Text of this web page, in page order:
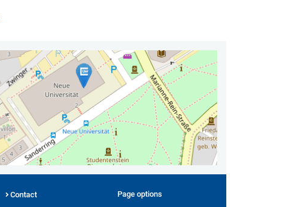
Contact Page options